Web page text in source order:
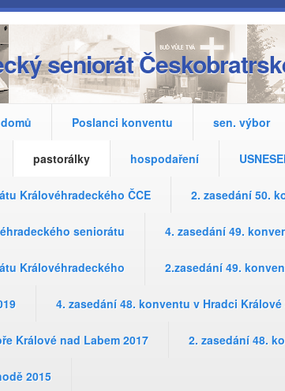
seniorát
domů Poslanci konventu sen. výbor
pastorálky hospodaření
Královéhradeckého ČCE 2. zasedání 50.
seniorátu 4. zasedání 49.
Královéhradeckého 2.zasedání 49.
4. zasedání 48. konventu v Hradci Králové
Králové nad Labem 2017 2. zasedání 48.
2015